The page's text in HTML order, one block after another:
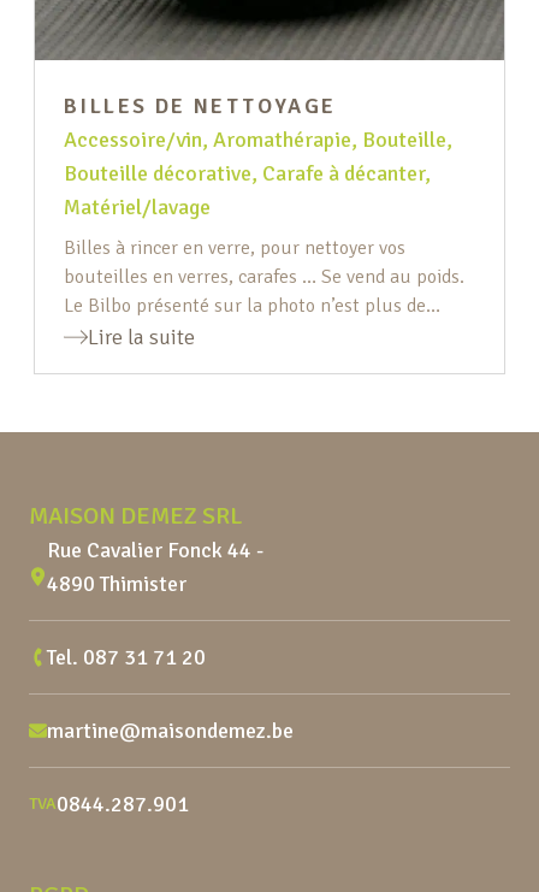
BILLES DE NETTOYAGE
Accessoire/vin, Aromathérapie, Bouteille,
Bouteille décorative, Carafe à décanter,
Matériel/lavage
Billes à rincer en verre, pour nettoyer vos
bouteilles en verres, carafes … Se vend au poids.
Le Bilbo présenté sur la photo n’est plus de
stock.Lire la suite
MAISON DEMEZ SRL
Rue Cavalier Fonck 44 -
4890 Thimister
Tel. 087 31 71 20
martine@maisondemez.be
TVA0844.287.901